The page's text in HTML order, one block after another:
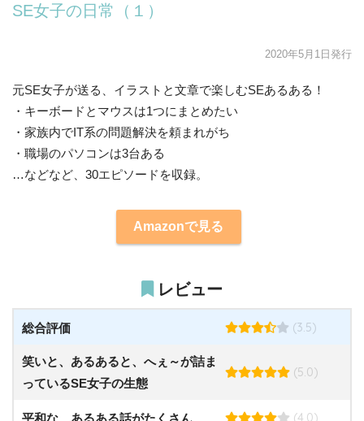
SE女子の日常（１）
2020年5月1日発行
元SE女子が送る、イラストと文章で楽しむSEあるある！
・キーボードとマウスは1つにまとめたい
・家族内でIT系の問題解決を頼まれがち
・職場のパソコンは3台ある
…などなど、30エピソードを収録。
Amazonで見る
レビュー
総合評価 (3.5)
笑いと、あるあると、へぇ～が詰ま
っているSE女子の生態
(5.0)
平和な、あるある話がたくさん (4.0)